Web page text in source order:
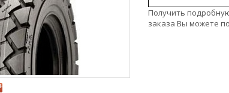
Получить
заказа Вы можете